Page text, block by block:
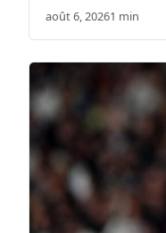
août 6, 20261 min